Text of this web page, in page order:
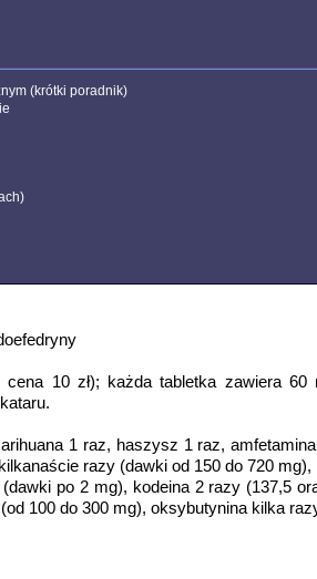
(krótki poradnik)
10 zł); każda tabletka zawiera
1 raz, haszysz 1 raz,
razy (dawki od 150 do 720 mg),
po 2 mg), kodeina 2 razy (137,5
100 do 300 mg), oksybutynina kilka